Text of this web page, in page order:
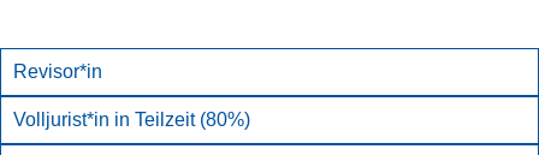
Revisor*in
Volljurist*in in Teilzeit (80%)